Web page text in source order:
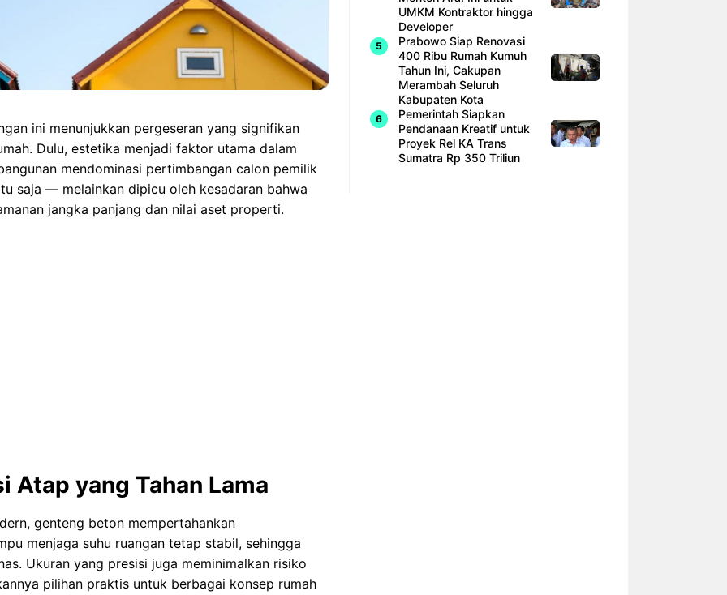
ini menunjukkan pergeseran yang signifikan
Dulu, estetika menjadi faktor utama dalam
mendominasi pertimbangan calon pemilik
saja — melainkan dipicu oleh kesadaran bahwa
jangka panjang dan nilai aset properti.
Atap yang Tahan Lama
genteng beton mempertahankan
menjaga suhu ruangan tetap stabil, sehingga
Ukuran yang presisi juga meminimalkan risiko
pilihan praktis untuk berbagai konsep rumah
UMKM Kontraktor hingga
Developer
Prabowo Siap Renovasi
400 Ribu Rumah Kumuh
Tahun Ini, Cakupan
Merambah Seluruh
Kabupaten Kota
Pemerintah Siapkan
Pendanaan Kreatif untuk
Proyek Rel KA Trans
Sumatra Rp 350 Triliun